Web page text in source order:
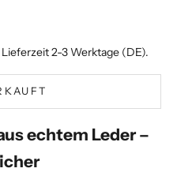
Lieferzeit 2-3 Werktage (DE).
echtem Leder –